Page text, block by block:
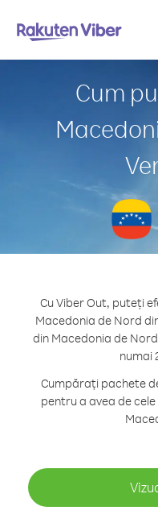
Cum
Cu Viber Out, puteți
Macedonia de Nord
din Macedonia de
numai
Cumpărați pachete
pentru a avea de